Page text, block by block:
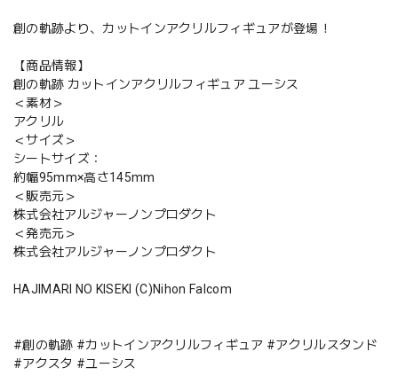
創の軌跡より、カットインアクリルフィギュアが登場！
【商品情報】
創の軌跡 カットインアクリルフィギュア ユーシス
＜素材＞
アクリル
＜サイズ＞
シートサイズ：
約幅95mm×高さ145mm
＜販売元＞
株式会社アルジャーノンプロダクト
＜発売元＞
株式会社アルジャーノンプロダクト
HAJIMARI NO KISEKI (C)Nihon Falcom
#創の軌跡 #カットインアクリルフィギュア #アクリルスタンド
#アクスタ #ユーシス